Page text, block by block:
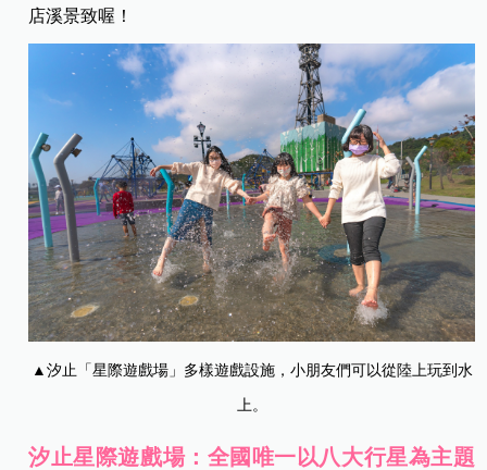
店溪景致喔！
▲汐止「星際遊戲場」多樣遊戲設施，小朋友們可以從陸上玩到水
上。
汐止星際遊戲場：全國唯一以八大行星為主題